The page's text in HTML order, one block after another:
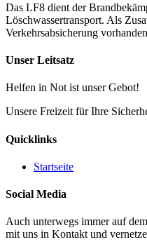
Das LF8 dient der
Löschwassertransport. Als
Verkehrsabsicherung vorhanden
Unser Leitsatz
Helfen in Not ist unser Gebot!
Unsere Freizeit für Ihre
Quicklinks
Startseite
Social Media
Auch unterwegs immer auf
mit uns in Kontakt und